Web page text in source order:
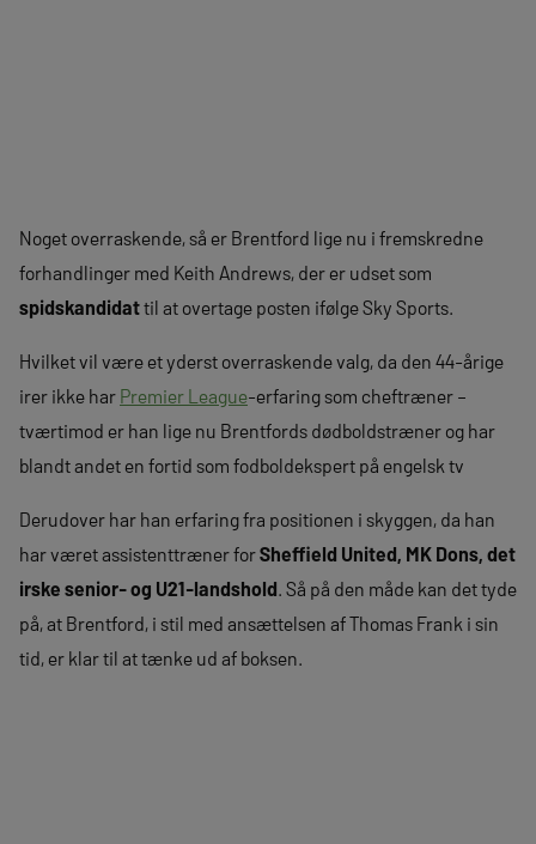
Noget overraskende, så er Brentford lige nu i fremskredne
forhandlinger med Keith Andrews, der er udset som
spidskandidattil at overtage posten ifølge Sky Sports.
Hvilket vil være et yderst overraskende valg, da den 44-årige
irer ikke har Premier League-erfaring som cheftræner –
tværtimod er han lige nu Brentfords dødboldstræner og har
blandt andet en fortid som fodboldekspert på engelsk tv
Derudover har han erfaring fra positionen i skyggen, da han
har været assistenttræner forSheffield United, MK Dons, det
irske senior- og U21-landshold. Så på den måde kan det tyde
på, at Brentford, i stil med ansættelsen af Thomas Frank i sin
tid, er klar til at tænke ud af boksen.